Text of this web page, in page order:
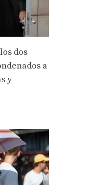
dos
a
y